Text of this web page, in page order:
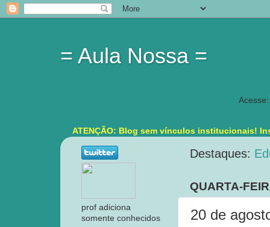
= Aula Nossa =
Acesse:
ATENÇÃO: Blog sem vínculos institucionais!
Destaques:
QUARTA-
20 de
prof adiciona
somente conhecidos